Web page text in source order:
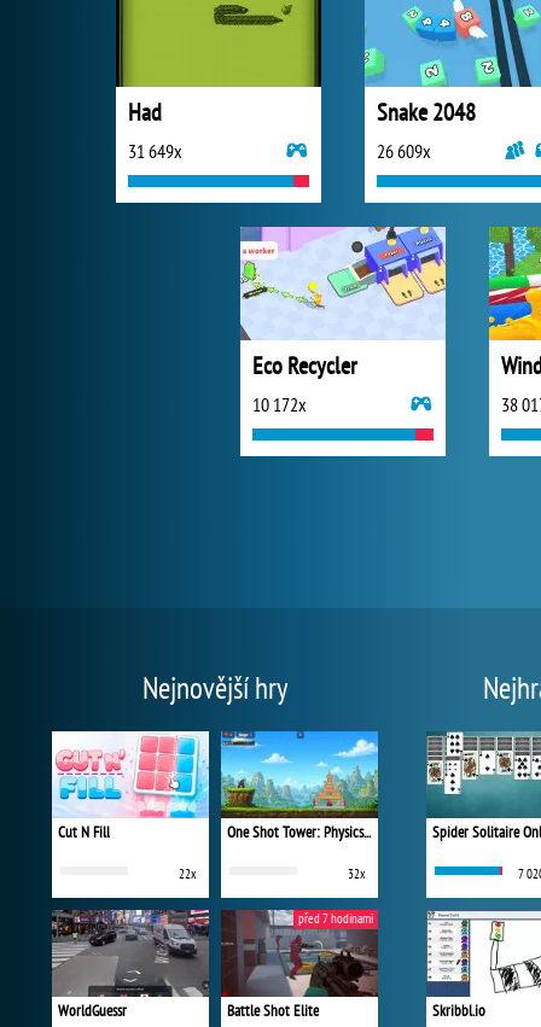
Had
31 649x
Snake 2048
26 609x
Eco Recycler
10 172x 38
Nejnovější hry
Cut N Fill
22x
One Shot Tower: Physics Destroyer
32x
WorldGuessr Battle Shot Elite
před 7 hodinami
Spider Solitaire
7
Skribbl.io